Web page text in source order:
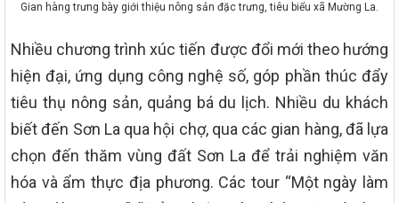
Gian hàng trưng bày giới thiệu nông sản đặc trưng, tiêu biểu xã Mường La.
Nhiều chương trình xúc tiến được đổi mới theo hướng
hiện đại, ứng dụng công nghệ số, góp phần thúc đẩy
tiêu thụ nông sản, quảng bá du lịch. Nhiều du khách
biết đến Sơn La qua hội chợ, qua các gian hàng, đã lựa
chọn đến thăm vùng đất Sơn La để trải nghiệm văn
hóa và ẩm thực địa phương. Các tour “Một ngày làm